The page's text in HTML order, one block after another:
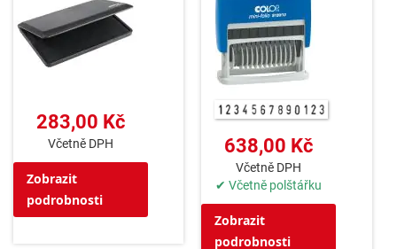
283,00 Kč
Včetně DPH
Zobrazit
podrobnosti
638,00 Kč
Včetně DPH
✔ Včetně polštářku
Zobrazit
podrobnosti